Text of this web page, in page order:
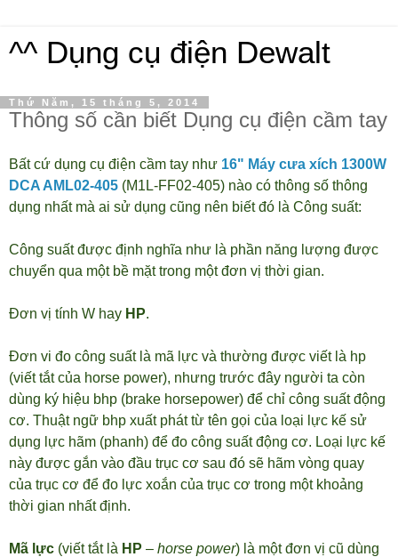
^^ Dụng cụ điện Dewalt
Thứ Năm, 15 tháng 5, 2014
Thông số cần biết Dụng cụ điện cầm tay
Bất cứ dụng cụ điện cầm tay như 16" Máy cưa xích 1300W
DCA AML02-405 (M1L-FF02-405) nào có thông số thông
dụng nhất mà ai sử dụng cũng nên biết đó là Công suất:
Công suấtđược định nghĩa như là phần năng lượng được
chuyển qua một bề mặt trong mộtđơn vị thời gian.
Đơn vị tính W hay HP.
Đơn vi đo công suất là mã lực và thường được viết là hp
(viết tắt của horse power), nhưng trước đây người ta còn
dùng ký hiệu bhp (brake horsepower) để chỉ công suất động
cơ. Thuật ngữ bhp xuất phát từ tên gọi của loại lực kế sử
dụng lực hãm (phanh) để đo công suất động cơ. Loại lực kế
này được gắn vào đầu trục cơ sau đó sẽ hãm vòng quay
của trục cơ để đo lực xoắn của trục cơ trong một khoảng
thời gian nhất định.
Mã lực (viết tắt là HP – horse power) là một đơn vị cũ dùng